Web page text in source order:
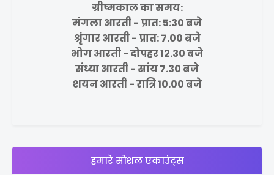
ग्रीष्मकाल का समय:
मंगला आरती - प्रात: 5:30 बजे
श्रृंगार आरती - प्रात: 7.00 बजे
भोग आरती - दोपहर 12.30 बजे
संध्या आरती - सांय 7.30 बजे
शयन आरती - रात्रि 10.00 बजे
हमारे सोशल एकाउंट्स